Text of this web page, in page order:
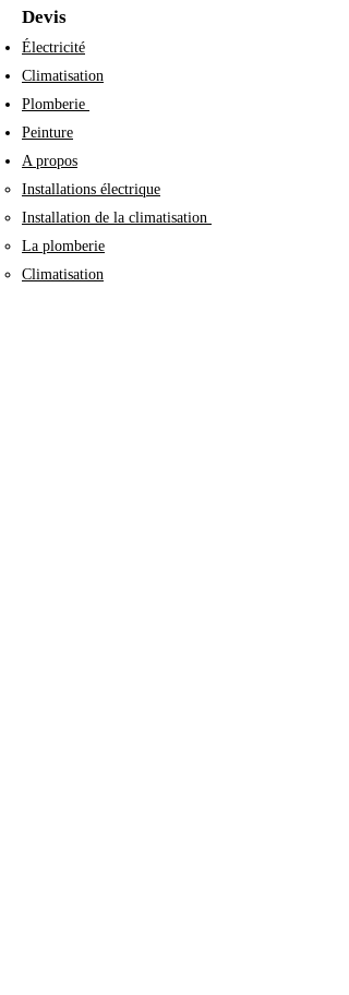
Devis
Électricité​​
Climatisation
Plomberie
Peinture
A propos
Installations électrique
Installation de la climatisation
La plomberie
Climatisation